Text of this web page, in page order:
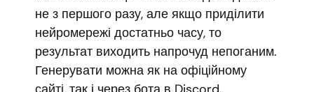
не з першого разу, але якщо приділити
нейромережі достатньо часу, то
результат виходить напрочуд непоганим.
Генерувати можна як на офіційному